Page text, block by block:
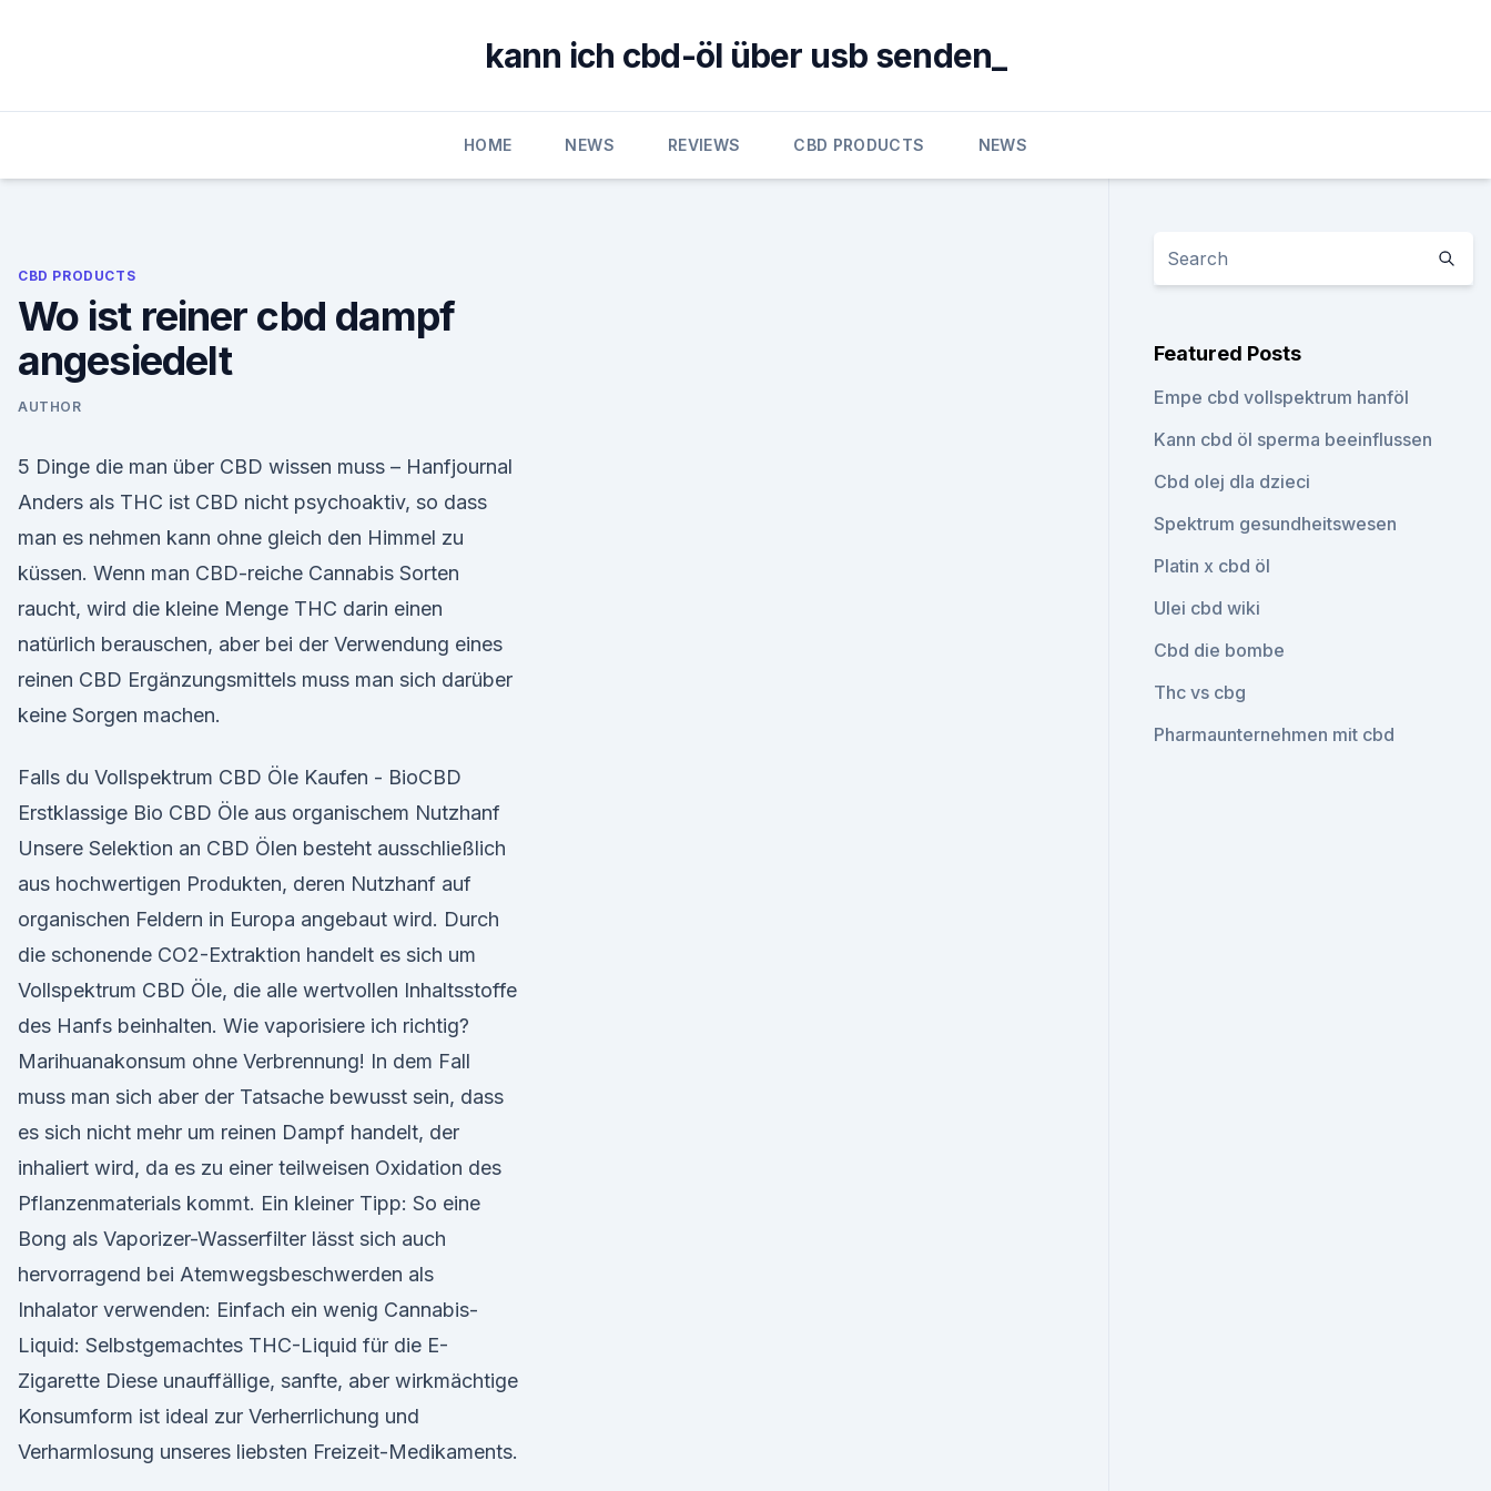
kann ich cbd-öl über usb senden_
HOME NEWS REVIEWS CBD PRODUCTS NEWS
CBD PRODUCTS
Wo ist reiner cbd dampf
angesiedelt
AUTHOR
5 Dinge die man über CBD wissen muss – Hanfjournal
Anders als THC ist CBD nicht psychoaktiv, so dass
man es nehmen kann ohne gleich den Himmel zu
küssen. Wenn man CBD-reiche Cannabis Sorten
raucht, wird die kleine Menge THC darin einen
natürlich berauschen, aber bei der Verwendung eines
reinen CBD Ergänzungsmittels muss man sich darüber
keine Sorgen machen.
Falls du Vollspektrum CBD Öle Kaufen - BioCBD
Erstklassige Bio CBD Öle aus organischem Nutzhanf
Unsere Selektion an CBD Ölen besteht ausschließlich
aus hochwertigen Produkten, deren Nutzhanf auf
organischen Feldern in Europa angebaut wird. Durch
die schonende CO2-Extraktion handelt es sich um
Vollspektrum CBD Öle, die alle wertvollen Inhaltsstoffe
des Hanfs beinhalten. Wie vaporisiere ich richtig?
Marihuanakonsum ohne Verbrennung! In dem Fall
muss man sich aber der Tatsache bewusst sein, dass
es sich nicht mehr um reinen Dampf handelt, der
inhaliert wird, da es zu einer teilweisen Oxidation des
Pflanzenmaterials kommt. Ein kleiner Tipp: So eine
Bong als Vaporizer-Wasserfilter lässt sich auch
hervorragend bei Atemwegsbeschwerden als
Inhalator verwenden: Einfach ein wenig Cannabis-
Liquid: Selbstgemachtes THC-Liquid für die E-
Zigarette Diese unauffällige, sanfte, aber wirkmächtige
Konsumform ist ideal zur Verherrlichung und
Verharmlosung unseres liebsten Freizeit-Medikaments.
Featured Posts
Empe cbd vollspektrum hanföl
Kann cbd öl sperma beeinflussen
Cbd olej dla dzieci
Spektrum gesundheitswesen
Platin x cbd öl
Ulei cbd wiki
Cbd die bombe
Thc vs cbg
Pharmaunternehmen mit cbd